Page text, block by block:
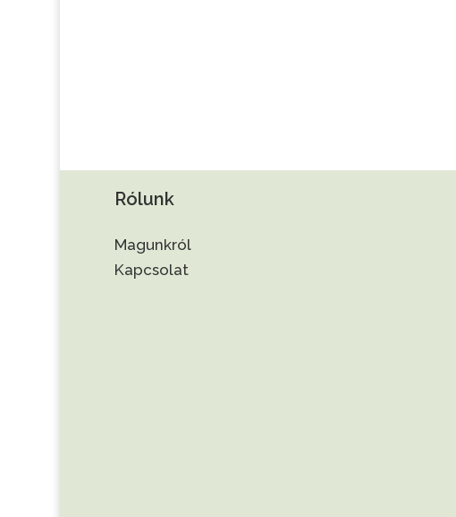
Rólunk
Magunkról
Kapcsolat